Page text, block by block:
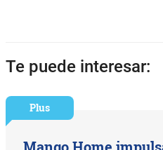
Te puede interesar:
Plus